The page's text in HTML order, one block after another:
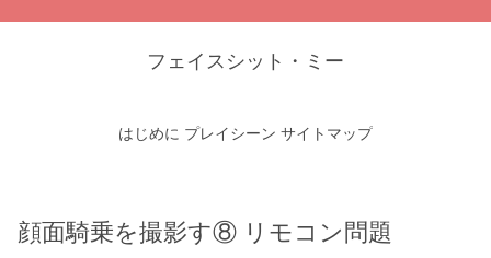
フェイスシット・ミー
はじめに プレイシーン サイトマップ
顔面騎乗を撮影す⑧ リモコン問題